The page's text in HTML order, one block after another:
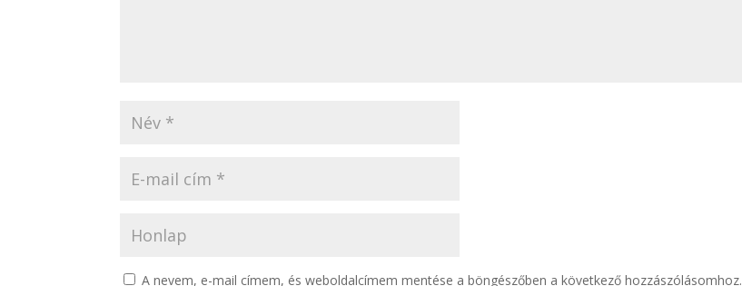
A nevem, e-mail címem, és weboldalcímem mentése a böngészőben a következő hozzászólásomhoz.